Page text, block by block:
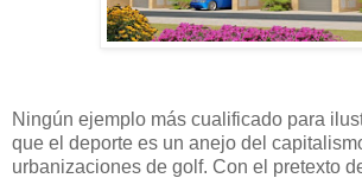
Ningún ejemplo más cualificado para
que el deporte es un anejo del
urbanizaciones de golf. Con el pretexto